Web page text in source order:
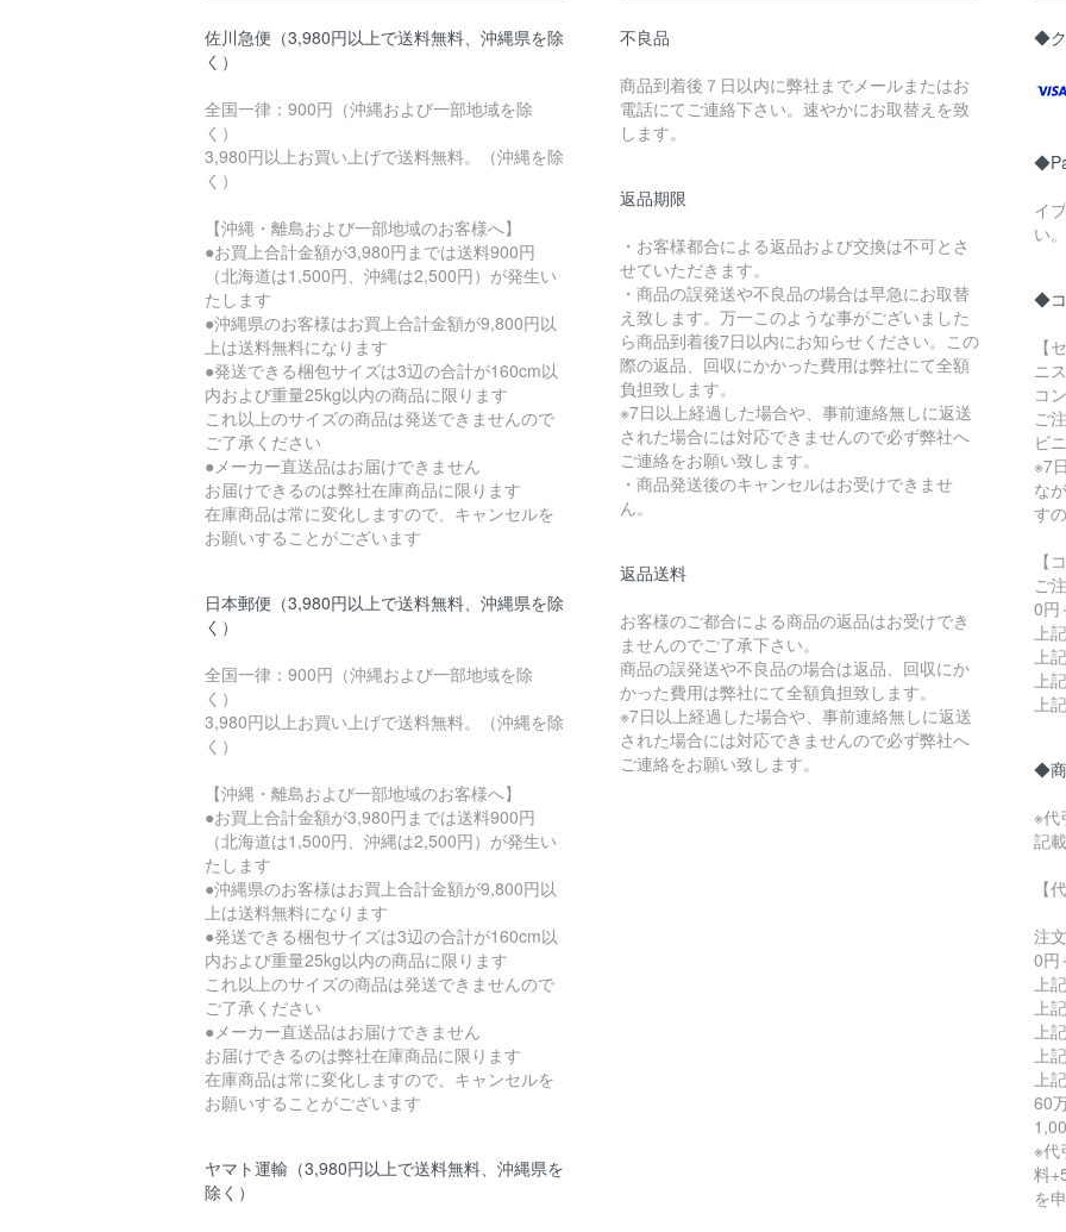
佐川急便（3,980円以上で送料無料、沖縄県を除
く）
全国一律：900円（沖縄および一部地域を除
く）
3,980円以上お買い上げで送料無料。（沖縄を除
く）
【沖縄・離島および一部地域のお客様へ】
●お買上合計金額が3,980円までは送料900円
（北海道は1,500円、沖縄は2,500円）が発生い
たします
●沖縄県のお客様はお買上合計金額が9,800円以
上は送料無料になります
●発送できる梱包サイズは3辺の合計が160cm以
内および重量25kg以内の商品に限ります
これ以上のサイズの商品は発送できませんので
ご了承ください
●メーカー直送品はお届けできません
お届けできるのは弊社在庫商品に限ります
在庫商品は常に変化しますので、キャンセルを
お願いすることがございます
日本郵便（3,980円以上で送料無料、沖縄県を除
く）
全国一律：900円（沖縄および一部地域を除
く）
3,980円以上お買い上げで送料無料。（沖縄を除
く）
【沖縄・離島および一部地域のお客様へ】
●お買上合計金額が3,980円までは送料900円
（北海道は1,500円、沖縄は2,500円）が発生い
たします
●沖縄県のお客様はお買上合計金額が9,800円以
上は送料無料になります
●発送できる梱包サイズは3辺の合計が160cm以
内および重量25kg以内の商品に限ります
これ以上のサイズの商品は発送できませんので
ご了承ください
●メーカー直送品はお届けできません
お届けできるのは弊社在庫商品に限ります
在庫商品は常に変化しますので、キャンセルを
お願いすることがございます
ヤマト運輸（3,980円以上で送料無料、沖縄県を
除く）
不良品
商品到着後７日以内に弊社までメールまたはお
電話にてご連絡下さい。速やかにお取替えを致
します。
返品期限
・お客様都合による返品および交換は不可とさ
せていただきます。
・商品の誤発送や不良品の場合は早急にお取替
え致します。万一このような事がございました
ら商品到着後7日以内にお知らせください。この
際の返品、回収にかかった費用は弊社にて全額
負担致します。
※7日以上経過した場合や、事前連絡無しに返送
された場合には対応できませんので必ず弊社へ
ご連絡をお願い致します。
・商品発送後のキャンセルはお受けできませ
ん。
返品送料
お客様のご都合による商品の返品はお受けでき
ませんのでご了承下さい。
商品の誤発送や不良品の場合は返品、回収にか
かった費用は弊社にて全額負担致します。
※7日以上経過した場合や、事前連絡無しに返送
された場合には対応できませんので必ず弊社へ
ご連絡をお願い致します。
◆ク
イ
い。
◆コ
【
ニ
コ
ご
ビ
※7
な
す
【
ご
0円
上
上
上
上
◆商
※代
記載
【
注
0円
上
上
上
上
上
60
※代
料
を